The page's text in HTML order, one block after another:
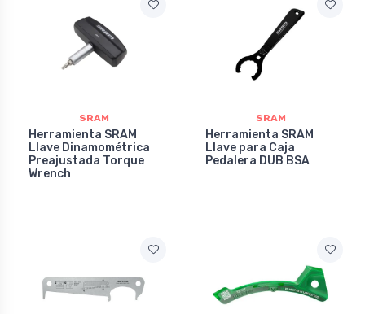
SRAM
Herramienta SRAM
Llave Dinamométrica
Preajustada Torque
Wrench
SRAM
Herramienta SRAM
Llave para Caja
Pedalera DUB BSA